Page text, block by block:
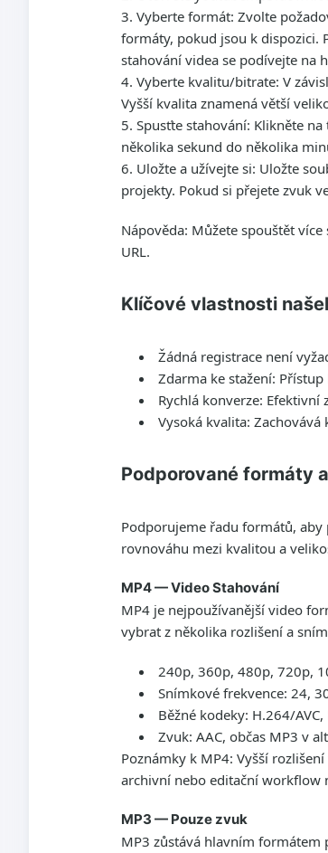
Vyberte formát: Zvolte
formáty, pokud jsou k dispozici.
stahování videa se podívejte
Vyberte kvalitu/bitrate: V
Vyšší kvalita znamená větší
Spusťte stahování: Klikněte
několika sekund do několika
Uložte a užívejte si: Uložte
projekty. Pokud si přejete zvuk
Nápověda: Můžete spouštět
URL.
Klíčové vlastnosti
Žádná registrace není
Zdarma ke stažení:
Rychlá konverze: Efektivní
Vysoká kvalita:
Podporované formáty
Podporujeme řadu formátů,
rovnováhu mezi kvalitou a
MP4 — Video Stahování
MP4 je nejpoužívanější video
vybrat z několika rozlišení a
240p, 360p, 480p, 720p,
Snímkové frekvence: 24,
Běžné kodeky: H.264/
Zvuk: AAC, občas MP3 v
Poznámky k MP4: Vyšší
archivní nebo editační workflow
MP3 — Pouze zvuk
MP3 zůstává hlavním formátem